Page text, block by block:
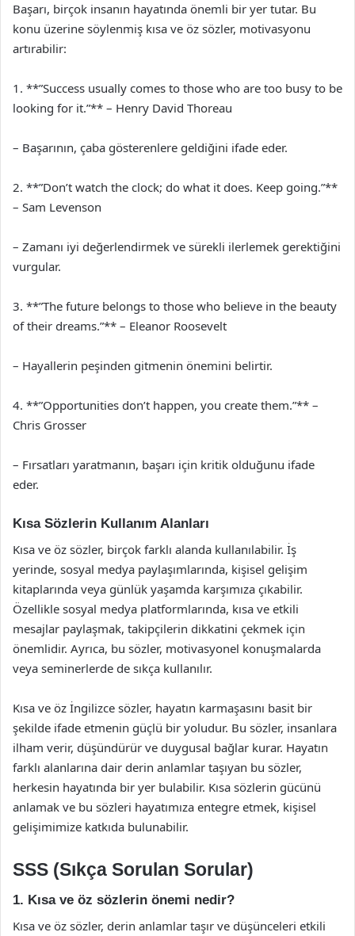
Başarı, birçok insanın hayatında önemli bir yer tutar. Bu
konu üzerine söylenmiş kısa ve öz sözler, motivasyonu
artırabilir:
1. **”Success usually comes to those who are too busy to be
looking for it.”** – Henry David Thoreau
– Başarının, çaba gösterenlere geldiğini ifade eder.
2. **”Don’t watch the clock; do what it does. Keep going.”**
– Sam Levenson
– Zamanı iyi değerlendirmek ve sürekli ilerlemek gerektiğini
vurgular.
3. **”The future belongs to those who believe in the beauty
of their dreams.”** – Eleanor Roosevelt
– Hayallerin peşinden gitmenin önemini belirtir.
4. **”Opportunities don’t happen, you create them.”** –
Chris Grosser
– Fırsatları yaratmanın, başarı için kritik olduğunu ifade
eder.
Kısa Sözlerin Kullanım Alanları
Kısa ve öz sözler, birçok farklı alanda kullanılabilir. İş
yerinde, sosyal medya paylaşımlarında, kişisel gelişim
kitaplarında veya günlük yaşamda karşımıza çıkabilir.
Özellikle sosyal medya platformlarında, kısa ve etkili
mesajlar paylaşmak, takipçilerin dikkatini çekmek için
önemlidir. Ayrıca, bu sözler, motivasyonel konuşmalarda
veya seminerlerde de sıkça kullanılır.
Kısa ve öz İngilizce sözler, hayatın karmaşasını basit bir
şekilde ifade etmenin güçlü bir yoludur. Bu sözler, insanlara
ilham verir, düşündürür ve duygusal bağlar kurar. Hayatın
farklı alanlarına dair derin anlamlar taşıyan bu sözler,
herkesin hayatında bir yer bulabilir. Kısa sözlerin gücünü
anlamak ve bu sözleri hayatımıza entegre etmek, kişisel
gelişimimize katkıda bulunabilir.
SSS (Sıkça Sorulan Sorular)
1. Kısa ve öz sözlerin önemi nedir?
Kısa ve öz sözler, derin anlamlar taşır ve düşünceleri etkili